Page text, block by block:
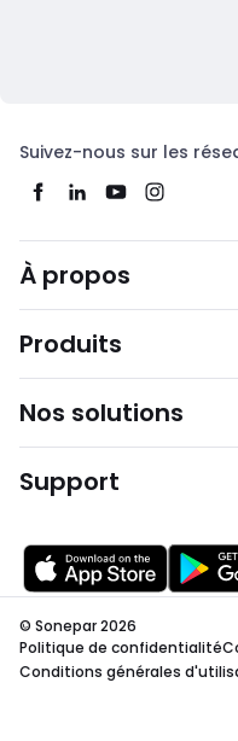
Suivez-nous sur les
À propos
Produits
Nos solutions
Support
© Sonepar 2026
Politique de confidentialité
Conditions générales